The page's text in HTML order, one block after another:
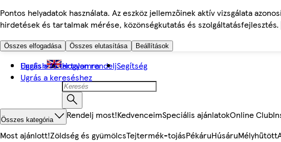
Pontos helyadatok használata. Az eszköz jellemzőinek aktív vizsgálata
hirdetések és tartalmak mérése, közönségkutatás és szolgáltatásfejlesztés.
Összes elfogadása Összes elutasítása Beállítások
Ugrás a fő tartalomra
Ugrás a kereséshez
English Hogyan rendeljSegítség
Összes kategória Rendelj most!KedvenceimSpeciális ajánlatokOnline Club
Most ajánlott!Zöldség és gyümölcsTejtermék-tojásPékáruHúsáruMélyhűtött